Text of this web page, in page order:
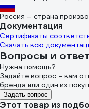
Россия — страна
Документация
Сертификаты
Скачать всю
Вопросы и
Нужна помощь?
Задайте вопрос – вам
бренда или один из
Задать вопрос
Этот товар из